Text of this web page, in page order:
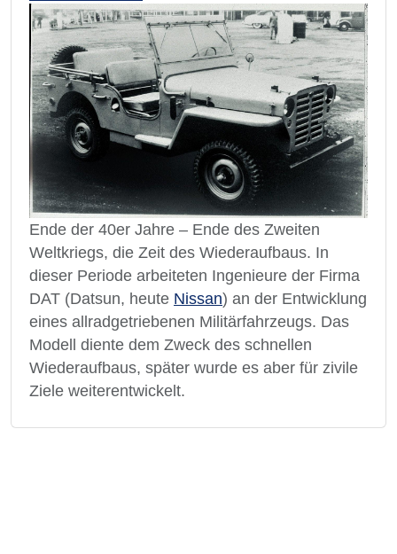
Ende der 40er Jahre – Ende des Zweiten
Weltkriegs, die Zeit des Wiederaufbaus. In
dieser Periode arbeiteten Ingenieure der Firma
DAT (Datsun, heute Nissan) an der Entwicklung
eines allradgetriebenen Militärfahrzeugs. Das
Modell diente dem Zweck des schnellen
Wiederaufbaus, später wurde es aber für zivile
Ziele weiterentwickelt.